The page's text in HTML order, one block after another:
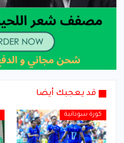
قد يعجبك أيضا
كورة سودانية